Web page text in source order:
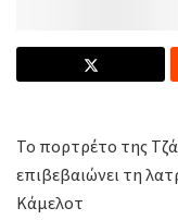
Το πορτρέτο της
επιβεβαιώνει τη
Κάμελοτ